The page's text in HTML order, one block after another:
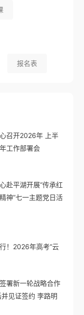
报名表
召开2026年 上半
工作部署会
赴平湖开展“传承红
神”七一主题党日活
！2026年高考“云
署新一轮战略合作
见证签约 李路明